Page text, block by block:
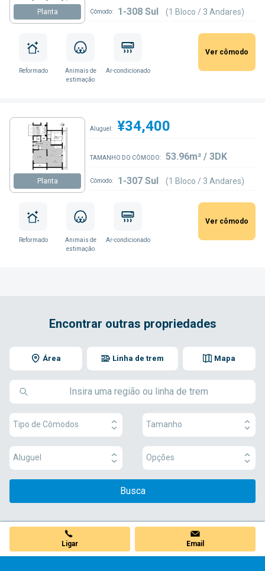
Planta Cômodo: 1-308 Sul (1 Bloco / 3 Andares)
Reformado
Animais de
estimação
Ar-condicionado
Ver cômodo
Planta
Aluguel: ¥34,400
TAMANHO DO CÔMODO: 53.96m² / 3DK
Cômodo: 1-307 Sul (1 Bloco / 3 Andares)
Reformado
Animais de
estimação
Ar-condicionado
Ver cômodo
Encontrar outras propriedades
Área Mapa
Linha de trem
Tipo de Cômodos Tamanho
Aluguel Opções
Busca
Ligar Email